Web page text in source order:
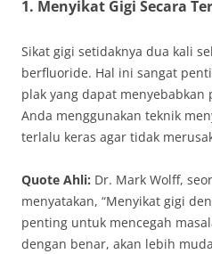
1. Menyikat Gigi Secara
Sikat gigi setidaknya dua kali
berfluoride. Hal ini sangat
plak yang dapat menyebabkan
Anda menggunakan teknik
terlalu keras agar tidak
Quote Ahli: Dr. Mark Wolff,
menyatakan, “Menyikat gigi
penting untuk mencegah
dengan benar, akan lebih